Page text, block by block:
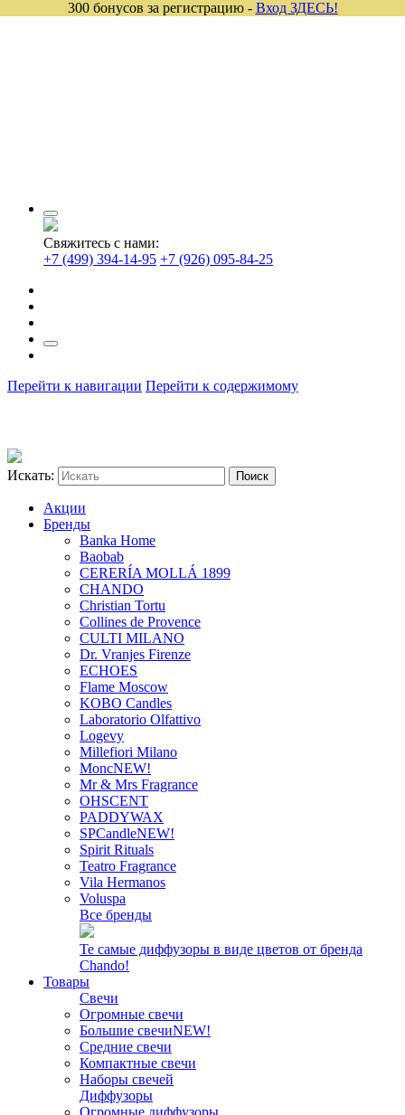
Свяжитесь с нами:
+7 (499) 394-14-95 +7 (926) 095-84-25
Перейти к навигации Перейти к содержимому
Искать:
Акции
Бренды
Banka Home
Baobab
CERERÍA MOLLÁ 1899
CHANDO
Christian Tortu
Collines de Provence
CULTI MILANO
Dr. Vranjes Firenze
ECHOES
Flame Moscow
KOBO Candles
Laboratorio Olfattivo
Logevy
Millefiori Milano
MoncNEW!
Mr & Mrs Fragrance
OHSCENT
PADDYWAX
SPCandleNEW!
Spirit Rituals
Teatro Fragrance
Vila Hermanos
Voluspa
Все бренды
Те самые диффузоры в виде цветов от бренда
Chando!
Товары
Свечи
Огромные свечи
Большие свечиNEW!
Средние свечи
Компактные свечи
Наборы свечей
Диффузоры
Огромные диффузоры
300 бонусов за регистрацию - Вход ЗДЕСЬ!